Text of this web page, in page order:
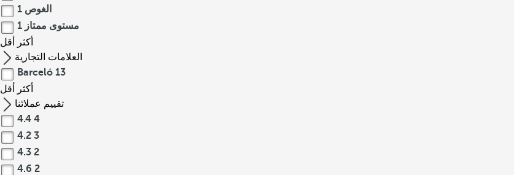
الغوص 1
مستوى ممتاز 1
أكثر
أقل
العلامات التجارية
Barceló 13
أكثر
أقل
تقييم عملائنا
4.4 4
4.2 3
4.3 2
4.6 2